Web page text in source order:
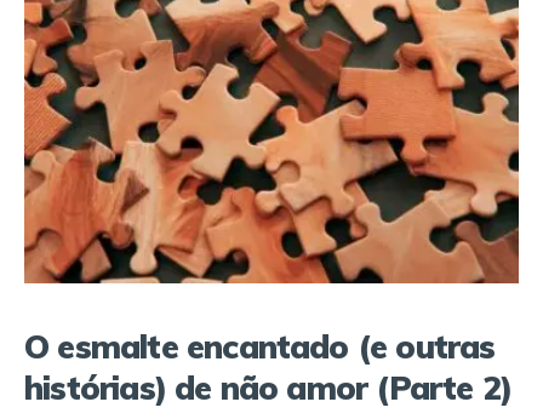
O esmalte encantado (e outras
histórias) de não amor (Parte 2)